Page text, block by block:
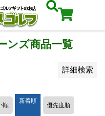
ンズ商品一覧
詳細検索
順
新着順
優先度順